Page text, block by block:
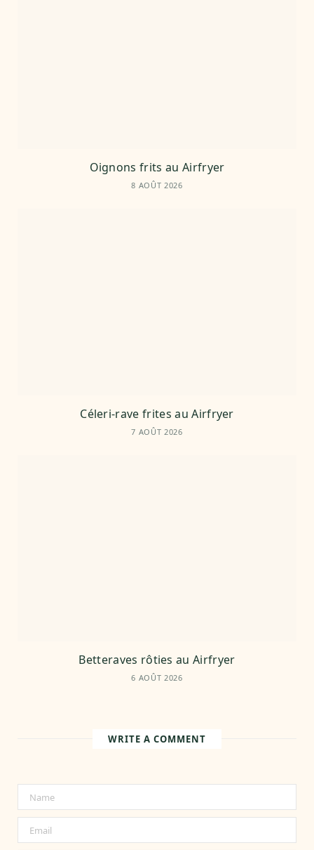
Oignons frits au Airfryer
8 AOÛT 2026
Céleri-rave frites au Airfryer
7 AOÛT 2026
Betteraves rôties au Airfryer
6 AOÛT 2026
WRITE A COMMENT